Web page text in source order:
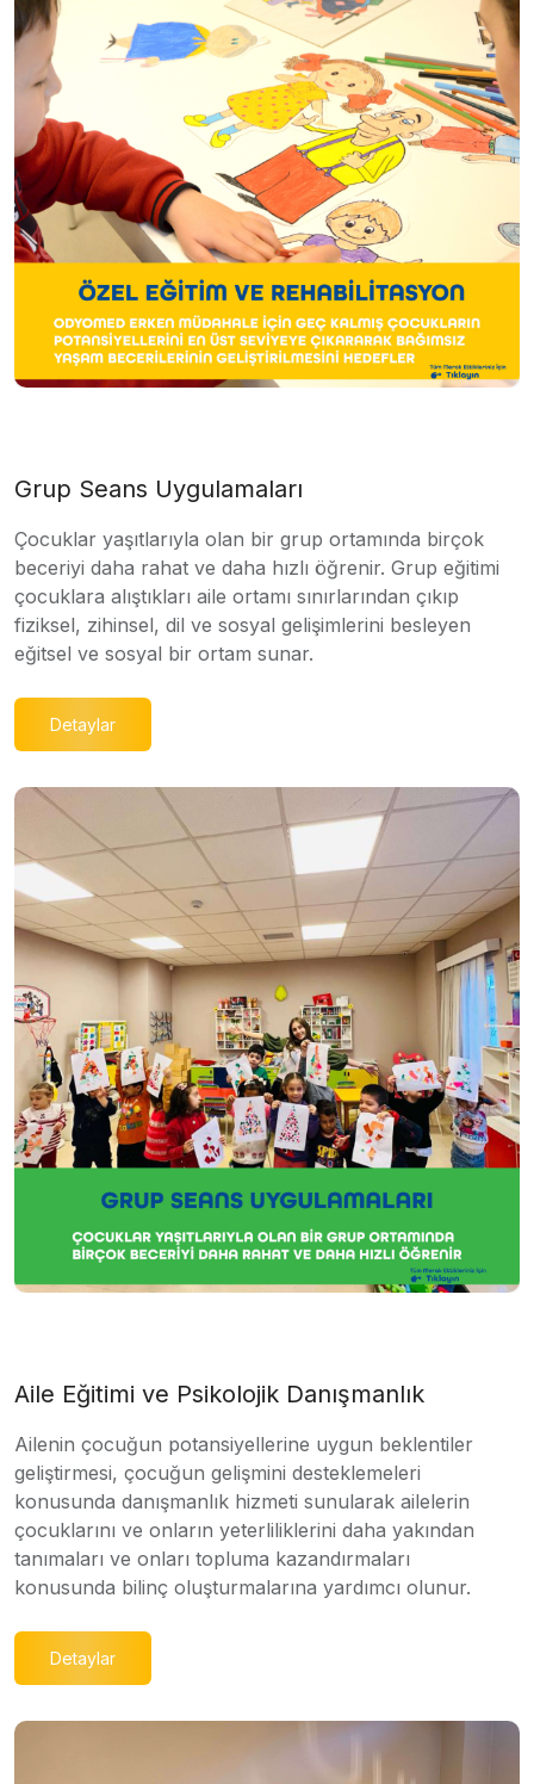
Grup Seans Uygulamaları
Çocuklar yaşıtlarıyla olan bir grup ortamında birçok
beceriyi daha rahat ve daha hızlı öğrenir. Grup eğitimi
çocuklara alıştıkları aile ortamı sınırlarından çıkıp
fiziksel, zihinsel, dil ve sosyal gelişimlerini besleyen
eğitsel ve sosyal bir ortam sunar.
Detaylar
Aile Eğitimi ve Psikolojik Danışmanlık
Ailenin çocuğun potansiyellerine uygun beklentiler
geliştirmesi, çocuğun gelişmini desteklemeleri
konusunda danışmanlık hizmeti sunularak ailelerin
çocuklarını ve onların yeterliliklerini daha yakından
tanımaları ve onları topluma kazandırmaları
konusunda bilinç oluşturmalarına yardımcı olunur.
Detaylar